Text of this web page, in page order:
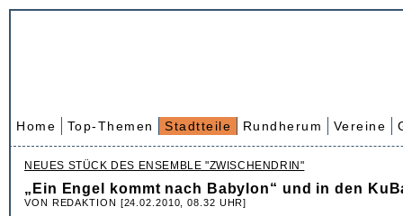
Home Top-Themen Stadtteile Rundherum Vereine
NEUES STÜCK DES ENSEMBLE "ZWISCHENDRIN"
„Ein Engel kommt nach Babylon“ und in den
VON REDAKTION [24.02.2010, 08.32 UHR]